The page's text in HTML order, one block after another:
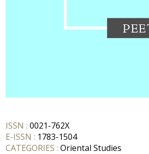
ISSN : 0021-762X
E-ISSN : 1783-1504
CATEGORIES : Oriental Studies